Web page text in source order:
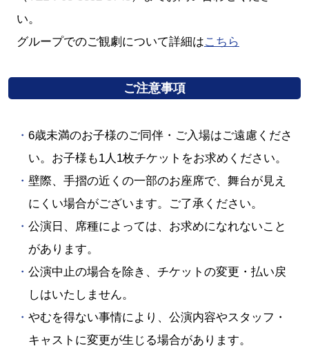
い。
グループでのご観劇について詳細はこちら
ご注意事項
6歳未満のお子様のご同伴・ご入場はご遠慮くださ
い。お子様も1人1枚チケットをお求めください。
壁際、手摺の近くの一部のお座席で、舞台が見え
にくい場合がございます。ご了承ください。
公演日、席種によっては、お求めになれないこと
があります。
公演中止の場合を除き、チケットの変更・払い戻
しはいたしません。
やむを得ない事情により、公演内容やスタッフ・
キャストに変更が生じる場合があります。